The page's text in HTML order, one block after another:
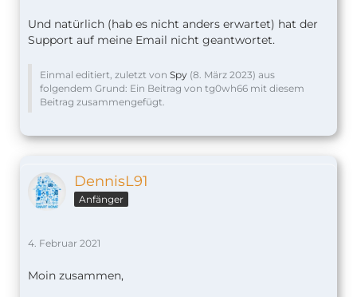
Und natürlich (hab es nicht anders erwartet) hat der
Support auf meine Email nicht geantwortet.
Einmal editiert, zuletzt von Spy (8. März 2023) aus
folgendem Grund: Ein Beitrag von tg0wh66 mit diesem
Beitrag zusammengefügt.
DennisL91
Anfänger
4. Februar 2021
Moin zusammen,